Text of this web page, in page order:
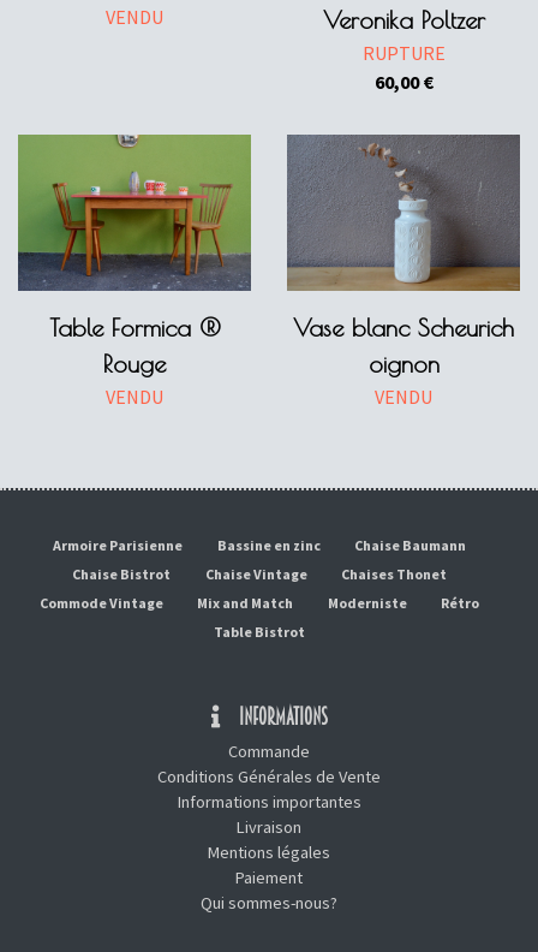
VENDU
Veronika Poltzer
RUPTURE
60,00€
Table Formica ®
Rouge
VENDU
Vase blanc Scheurich
oignon
VENDU
Armoire Parisienne Bassine en zinc
Chaise Baumann
Chaise Bistrot
Chaise Vintage
Chaises Thonet
Commode Vintage
Mix and Match Moderniste
Rétro
Table Bistrot
INFORMATIONS
Commande
Conditions Générales de Vente
Informations importantes
Livraison
Mentions légales
Paiement
Qui sommes-nous?